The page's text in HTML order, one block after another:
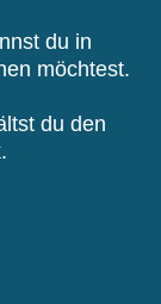
du in
möchtest.
du den